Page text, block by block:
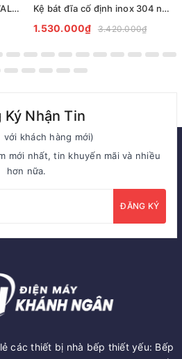
Kệ Bát Đĩa Nâng Hạ Nan OVAL Inox 304 KitPlus Kệ bát đĩa cố định inox 304 nan Oval Kitplus
1.530.000₫ 3.420.000₫
Ký Nhận Tin
với khách hàng mới)
mới nhất, tin khuyến mãi và nhiều
hơn nữa.
ĐĂNG KÝ
các thiết bị nhà bếp thiết yếu: Bếp